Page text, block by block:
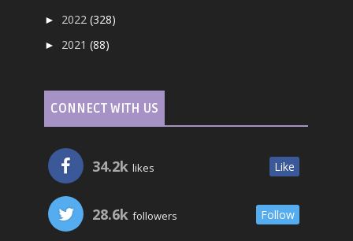
► 2022(328)
► 2021(88)
CONNECT WITH US
34.2k likes Like
28.6k followers Follow